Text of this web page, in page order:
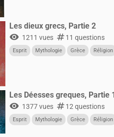
Les dieux grecs, Partie 2
visibility 1211 vues numbers11 questions
Esprit Mythologie Grèce Réligion
Les Déesses greques, Partie
visibility 1377 vues numbers12 questions
Esprit Mythologie Grèce Réligion